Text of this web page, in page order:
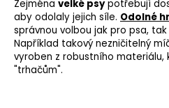
Zejména velké psypotřebují
aby odolaly jejich síle. Odolné
správnou volbou jak pro psa,
Například takový nezničitelný
vyroben z robustního
"trhačům".